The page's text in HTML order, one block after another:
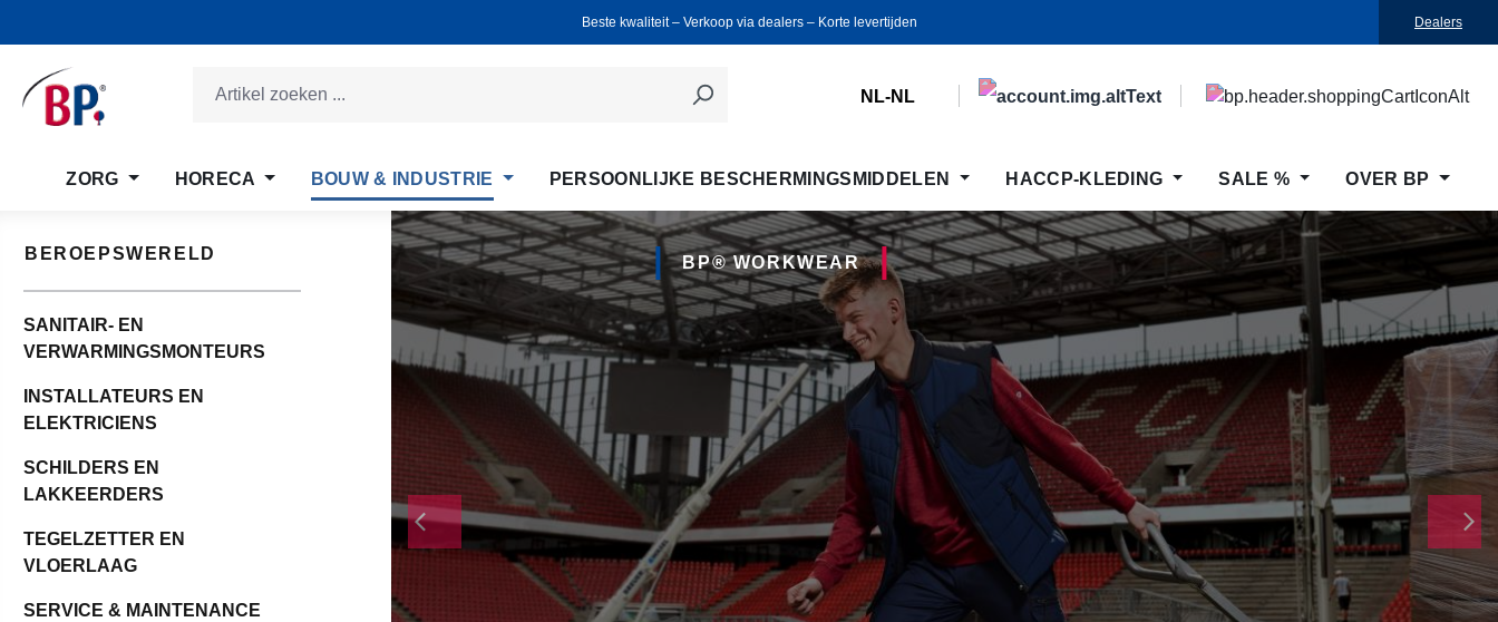
Beste kwaliteit ‒ Verkoop via dealers ‒ Korte levertijden Dealers
NL-NL
ZORG HORECA BOUW & INDUSTRIE PERSOONLIJKE BESCHERMINGSMIDDELEN HACCP-KLEDING SALE % OVER BP
BEROEPSWERELD
SANITAIR- EN
VERWARMINGSMONTEURS
INSTALLATEURS EN
ELEKTRICIENS
SCHILDERS EN
LAKKEERDERS
TEGELZETTER EN
VLOERLAAG
SERVICE & MAINTENANCE
BP® WORKWEAR